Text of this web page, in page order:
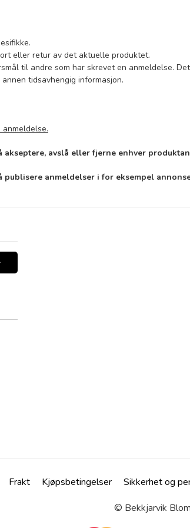
eller retur av det aktuelle produktet.
til andre som har skrevet en anmeldelse.
tidsavhengig informasjon.
avslå eller fjerne enhver
anmeldelser i for eksempel
Frakt Kjøpsbetingelser Sikkerhet og
© Bekkjarvik